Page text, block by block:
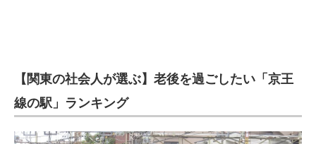
【関東の社会人が選ぶ】老後を過ごしたい「京王
線の駅」ランキング